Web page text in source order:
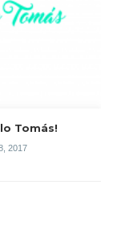
Tomás!
2017